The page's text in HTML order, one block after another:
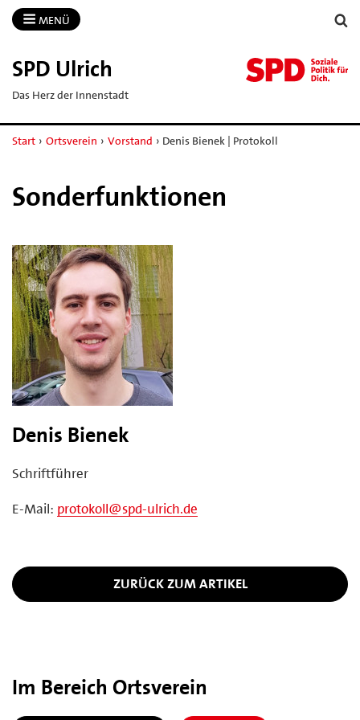
MENÜ
SPD Ulrich
Das Herz der Innenstadt
Start › Ortsverein › Vorstand › Denis Bienek | Protokoll
Sonderfunktionen
Denis Bienek
Schriftführer
E-Mail: protokoll@spd-ulrich.de
ZURÜCK ZUM ARTIKEL
Im Bereich Ortsverein